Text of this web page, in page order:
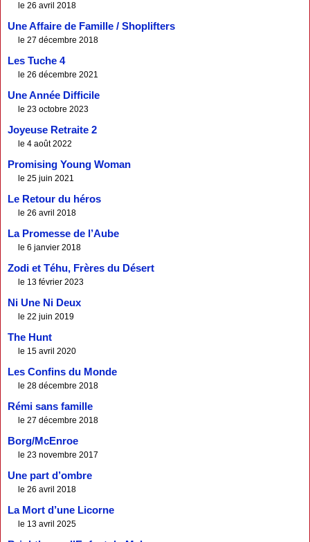
le 26 avril 2018
Une Affaire de Famille / Shoplifters
le 27 décembre 2018
Les Tuche 4
le 26 décembre 2021
Une Année Difficile
le 23 octobre 2023
Joyeuse Retraite 2
le 4 août 2022
Promising Young Woman
le 25 juin 2021
Le Retour du héros
le 26 avril 2018
La Promesse de l’Aube
le 6 janvier 2018
Zodi et Téhu, Frères du Désert
le 13 février 2023
Ni Une Ni Deux
le 22 juin 2019
The Hunt
le 15 avril 2020
Les Confins du Monde
le 28 décembre 2018
Rémi sans famille
le 27 décembre 2018
Borg/McEnroe
le 23 novembre 2017
Une part d’ombre
le 26 avril 2018
La Mort d’une Licorne
le 13 avril 2025